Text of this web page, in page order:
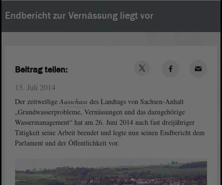
Endbericht zur Vernässung liegt vor
15. Juli 2014
Der zeitweiligeAusschuss des Landtags von Sachsen-Anhalt
„Grundwasserprobleme, Vernässungen und das dazugehörige
Wassermanagement“ hat am 26. Juni 2014 nach fast dreijähriger
Tätigkeit seine Arbeit beendet und legte nun seinen Endbericht dem
Parlament und der Öffentlichkeit vor.
Beitrag teilen: